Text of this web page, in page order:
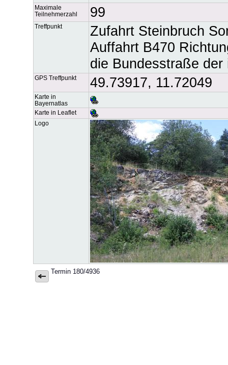
Maximale
Teilnehmerzahl
99
Treffpunkt
Zufahrt Steinbruch
Auffahrt B470
die Bundesstraße
GPS Treffpunkt 49.73917, 11.72049
Karte in
Bayernatlas
Karte in Leaflet
Logo
Termin 180/4936